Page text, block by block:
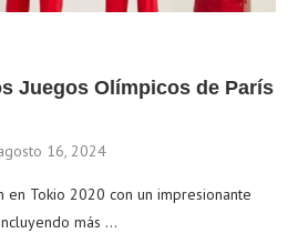
Juegos Olímpicos de París
16, 2024
en Tokio 2020 con un impresionante
más …